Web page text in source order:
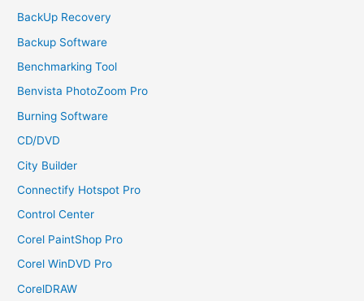
BackUp Recovery
Backup Software
Benchmarking Tool
Benvista PhotoZoom Pro
Burning Software
CD/DVD
City Builder
Connectify Hotspot Pro
Control Center
Corel PaintShop Pro
Corel WinDVD Pro
CorelDRAW